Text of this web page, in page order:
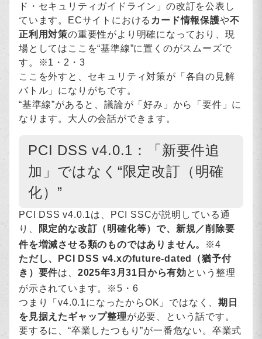
ド・セキュリティガイドライン」の改訂を公表し
ています。ECサイトにおける カード情報保護や不
正利用対策の重要性がより明確になっており、現
場としてはここを“基準線”に置くのがスムーズで
す。※1・2・3
ここを外すと、セキュリティ対策が「各自の見解
バトル」になりがちです。
“基準線”があると、議論が「好み」から「要件」に
なります。大人の会話ができます。
PCI DSS v4.0.1：「新要件追
加」ではなく“限定改訂（明確
化）”
PCI DSS v4.0.1は、PCI SSCが説明している通
り、
限定的な改訂（明確化等）で、新規／削除要
件を増減させる類のものではありません。
※4
ただし、PCI DSS v4.xのfuture-dated（猶予付
き）要件は、 2025年3月31日から有効という整理
が示されています。※5・6
つまり「v4.0.1になったからOK」ではなく、期日
を見据えたギャップ整理が必要、という話です。
要するに、“卒業したつもり”が一番危ない。卒業式